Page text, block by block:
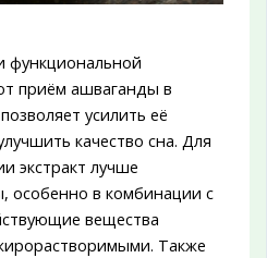
функциональной
приём ашваганды в
усилить её
качество сна. Для
экстракт лучше
особенно в комбинации с
вещества
Также